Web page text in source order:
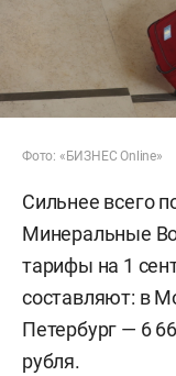
Фото: «БИЗНЕС Online»
Сильнее всего
Минеральные
тарифы на 1
составляют: в
Петербург — 6
рубля.